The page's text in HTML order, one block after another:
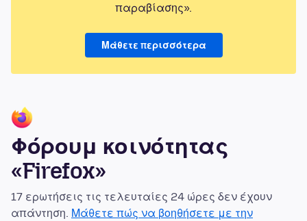
παραβίασης».
Μάθετε περισσότερα
Φόρουμ κοινότητας
«Firefox»
17 ερωτήσεις τις τελευταίες 24 ώρες δεν έχουν
απάντηση. Μάθετε πώς να βοηθήσετε με την